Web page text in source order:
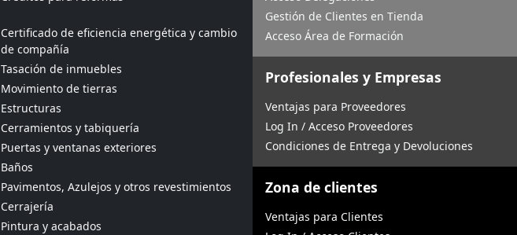
Certificado de eficiencia energética y cambio
de compañía
Tasación de inmuebles
Movimiento de tierras
Estructuras
Cerramientos y tabiquería
Puertas y ventanas exteriores
Baños
Pavimentos, Azulejos y otros revestimientos
Cerrajería
Pintura y acabados
Gestión de Clientes en Tienda
Acceso Área de Formación
Profesionales y Empresas
Ventajas para Proveedores
Log In / Acceso Proveedores
Condiciones de Entrega y Devoluciones
Zona de clientes
Ventajas para Clientes